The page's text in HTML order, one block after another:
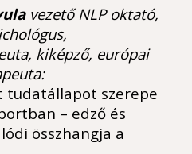
vezető NLP oktató,
kiképző, európai
tudatállapot szerepe
– edző és
összhangja a